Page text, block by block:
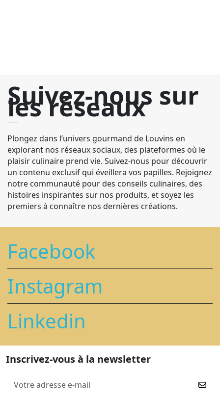
Suivez-nous sur
les réseaux
Plongez dans l’univers gourmand de Louvins en
explorant nos réseaux sociaux, des plateformes où le
plaisir culinaire prend vie. Suivez-nous pour découvrir
un contenu exclusif qui éveillera vos papilles. Rejoignez
notre communauté pour des conseils culinaires, des
histoires inspirantes sur nos produits, et soyez les
premiers à connaître nos dernières créations.
Facebook
Instagram
Linkedin
Inscrivez-vous à la newsletter